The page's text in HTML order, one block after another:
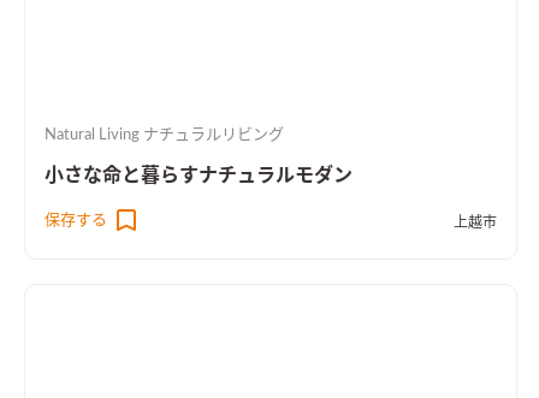
Natural Living ナチュラルリビング
小さな命と暮らすナチュラルモダン
保存する 上越市